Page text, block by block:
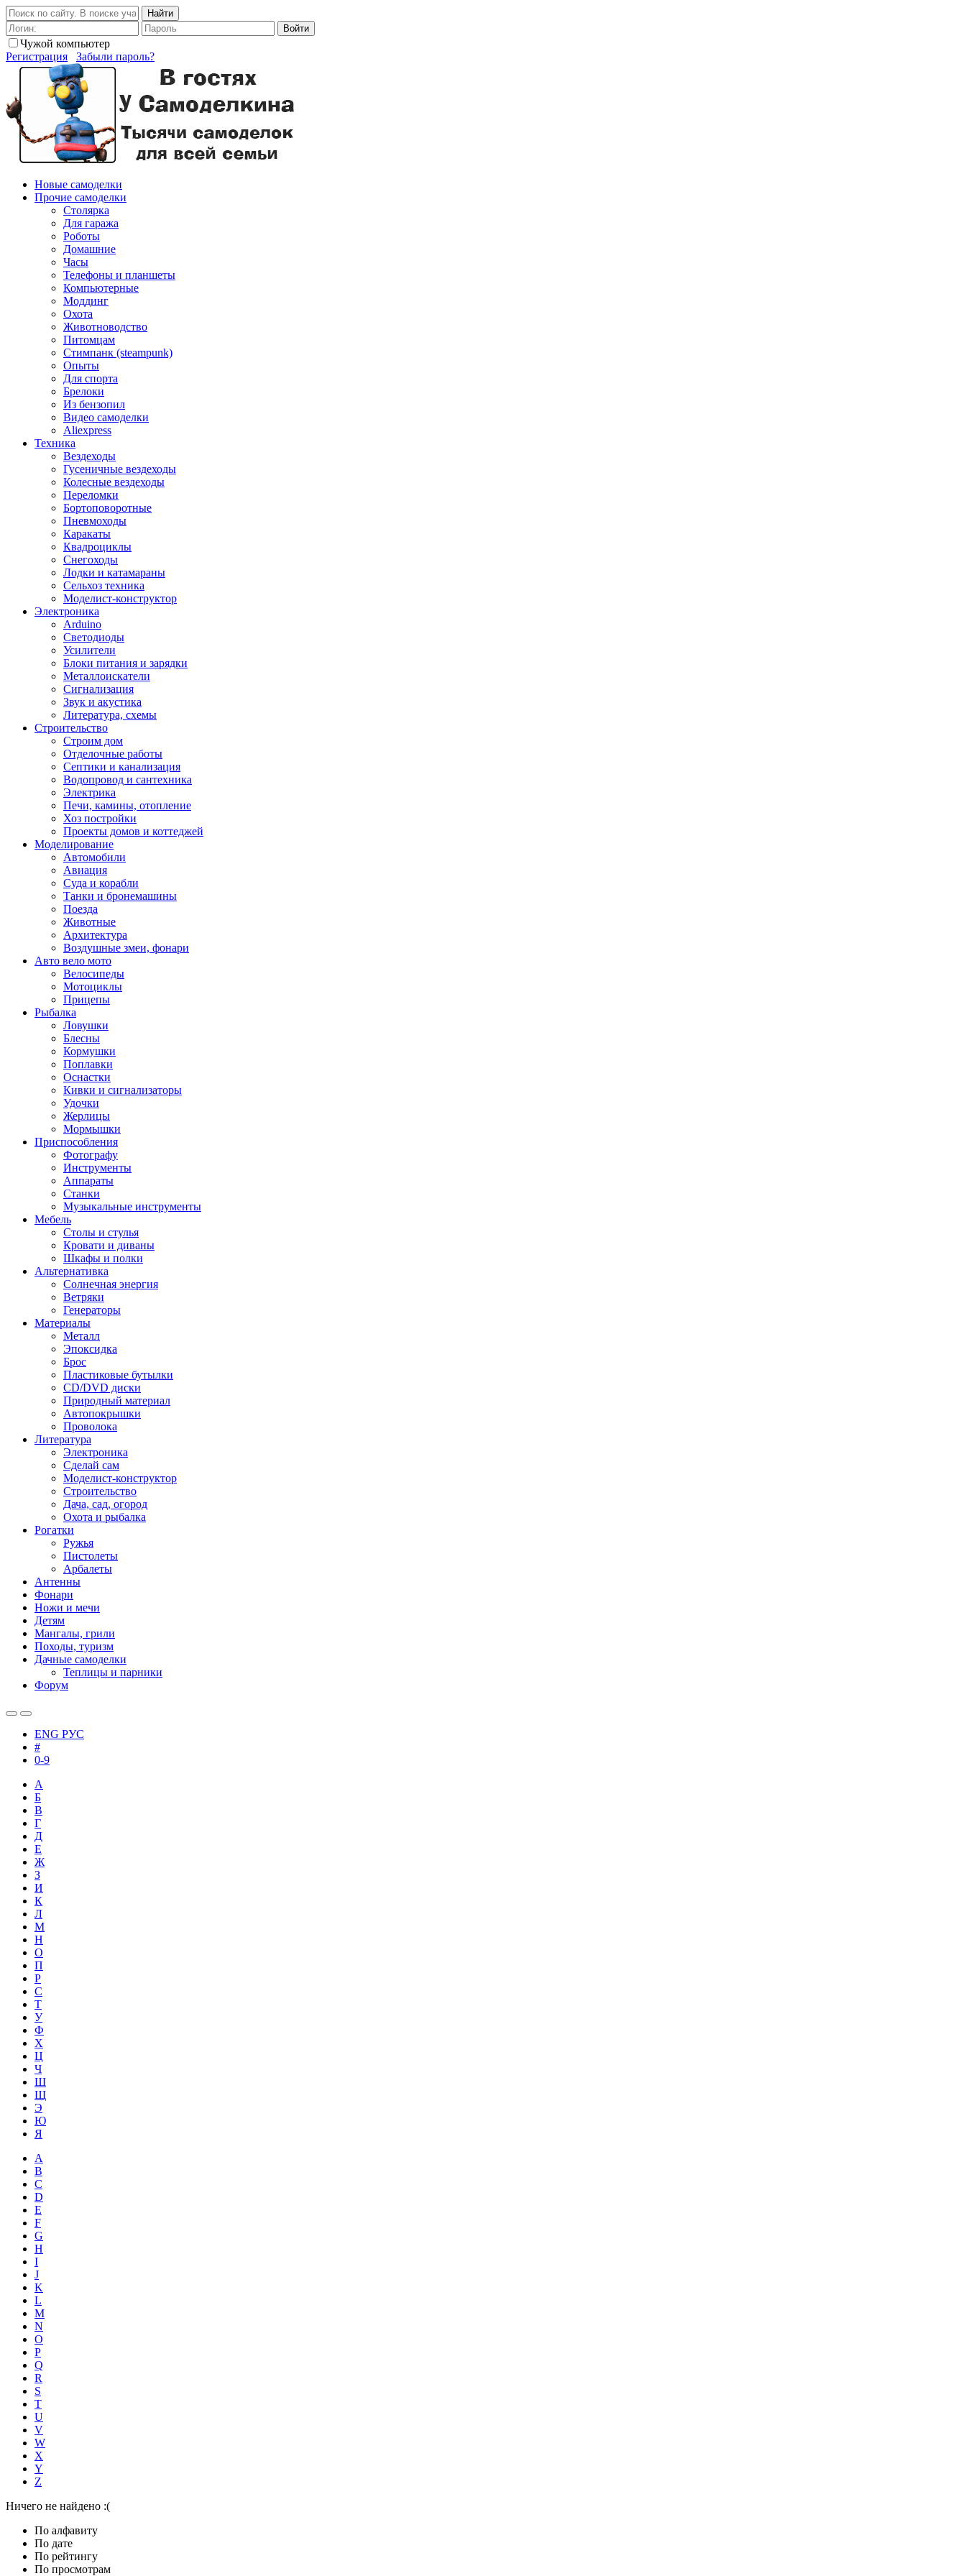
Найти
Войти
Чужой компьютер
Регистрация
Забыли пароль?
Новые самоделки
Прочие самоделки
Столярка
Для гаража
Роботы
Домашние
Часы
Телефоны и планшеты
Компьютерные
Моддинг
Охота
Животноводство
Питомцам
Стимпанк (steampunk)
Опыты
Для спорта
Брелоки
Из бензопил
Видео самоделки
Aliexpress
Техника
Вездеходы
Гусеничные вездеходы
Колесные вездеходы
Переломки
Бортоповоротные
Пневмоходы
Каракаты
Квадроциклы
Снегоходы
Лодки и катамараны
Сельхоз техника
Моделист-конструктор
Электроника
Arduino
Светодиоды
Усилители
Блоки питания и зарядки
Металлоискатели
Сигнализация
Звук и акустика
Литература, схемы
Строительство
Строим дом
Отделочные работы
Септики и канализация
Водопровод и сантехника
Электрика
Печи, камины, отопление
Хоз постройки
Проекты домов и коттеджей
Моделирование
Автомобили
Авиация
Суда и корабли
Танки и бронемашины
Поезда
Животные
Архитектура
Воздушные змеи, фонари
Авто вело мото
Велосипеды
Мотоциклы
Прицепы
Рыбалка
Ловушки
Блесны
Кормушки
Поплавки
Оснастки
Кивки и сигнализаторы
Удочки
Жерлицы
Мормышки
Приспособления
Фотографу
Инструменты
Аппараты
Станки
Музыкальные инструменты
Мебель
Столы и стулья
Кровати и диваны
Шкафы и полки
Альтернативка
Солнечная энергия
Ветряки
Генераторы
Материалы
Металл
Эпоксидка
Брос
Пластиковые бутылки
CD/DVD диски
Природный материал
Автопокрышки
Проволока
Литература
Электроника
Сделай сам
Моделист-конструктор
Строительство
Дача, сад, огород
Охота и рыбалка
Рогатки
Ружья
Пистолеты
Арбалеты
Антенны
Фонари
Ножи и мечи
Детям
Мангалы, грили
Походы, туризм
Дачные самоделки
Теплицы и парники
Форум
ENG РУС
#
0-9
А
Б
В
Г
Д
Е
Ж
З
И
К
Л
М
Н
О
П
Р
С
Т
У
Ф
Х
Ц
Ч
Ш
Щ
Э
Ю
Я
A
B
C
D
E
F
G
H
I
J
K
L
M
N
O
P
Q
R
S
T
U
V
W
X
Y
Z
Ничего не найдено :(
По алфавиту
По дате
По рейтингу
По просмотрам